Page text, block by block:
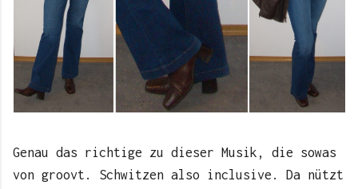
Genau das richtige zu dieser Musik, die sowas
von groovt. Schwitzen also inclusive. Da nützt